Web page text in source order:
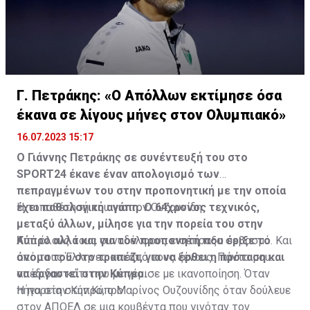
Γ. Πετράκης: «Ο Απόλλων εκτίμησε όσα
έκανα σε λίγους μήνες στον Ολυμπιακό»
16.07.2023 15:17
Ο Γιάννης Πετράκης σε συνέντευξή του στο
SPORT24 έκανε έναν απολογισμό των
πεπραγμένων του στην προπονητική με την οποία
έχει παθολογική αγάπη. Ο 64χρονος τεχνικός,
μεταξύ άλλων, μίλησε για την πορεία του στην
Κύπρο αλλά και για τον προπονητή που έριξε το
όνομα του στο τραπέζι, για να έρθει η πρόταση και
να εργαστεί στην Κύπρο.
Η τοποθέτησή του για τον Ουζουνίδη:
Από όλους τους συναδέλφους εισέπραξα σεβασμό. Και
από τους Έλληνες και από τους ξένους. Πάντα μου
απέδιδαν κάτι που με γέμισε με ικανοποίηση. Όταν
πήγα στην Κύπρο, ο Μαρίνος Ουζουνίδης όταν δούλευε
στον ΑΠΟΕΛ σε μια κουβέντα που γινόταν τον
Η πορεία στην Κύπρο